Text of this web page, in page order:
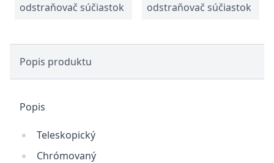
odstraňovač súčiastok
odstraňovač súčiastok
Popis produktu
Popis
Teleskopický
Chrómovaný